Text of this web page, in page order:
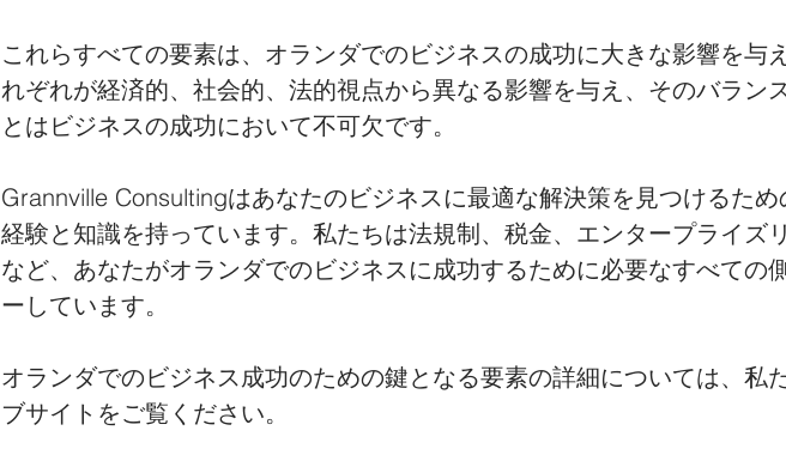
これらすべての要素は、オランダでのビジネスの成功に大きな影響を与
れぞれが経済的、社会的、法的視点から異なる影響を与え、そのバラン
とはビジネスの成功において不可欠です。
Grannville Consultingはあなたのビジネスに最適な解決策を見つけるため
経験と知識を持っています。私たちは法規制、税金、エンタープライズ
など、あなたがオランダでのビジネスに成功するために必要なすべての
ーしています。
オランダでのビジネス成功のための鍵となる要素の詳細については、私
ブサイトをご覧ください。